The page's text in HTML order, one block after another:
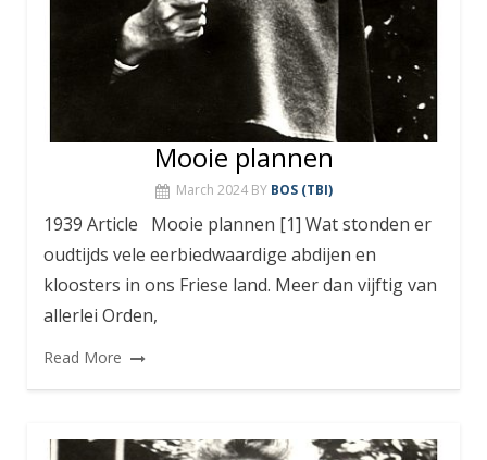
Mooie plannen
March 2024 BY BOS (TBI)
1939 Article Mooie plannen [1] Wat stonden er
oudtijds vele eerbiedwaardige abdijen en
kloosters in ons Friese land. Meer dan vijftig van
allerlei Orden,
Read More